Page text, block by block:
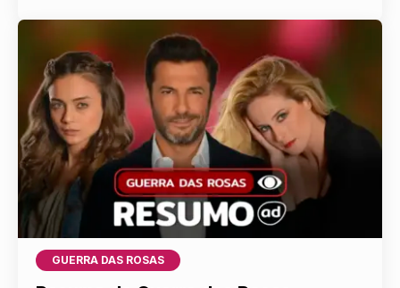
GUERRA DAS ROSAS